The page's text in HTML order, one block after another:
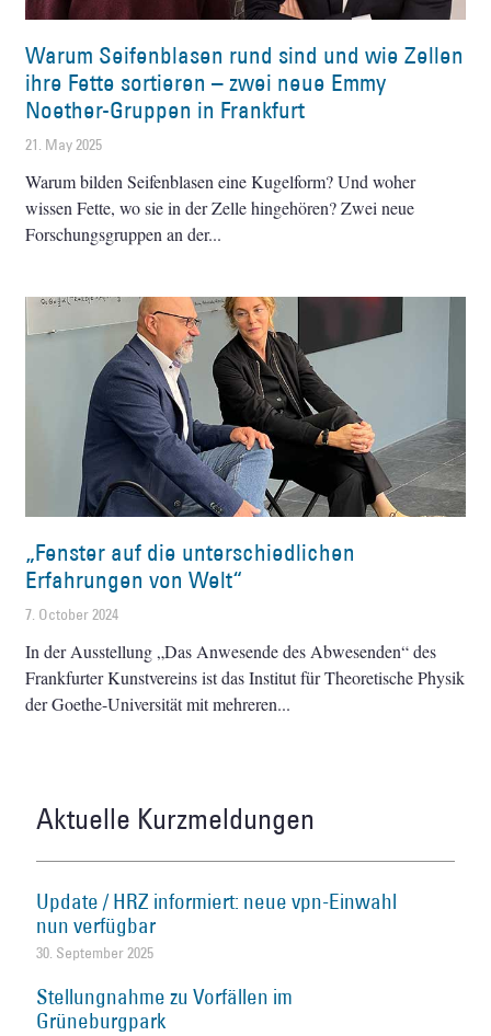
Warum Seifenblasen rund sind und wie Zellen
ihre Fette sortieren – zwei neue Emmy
Noether-Gruppen in Frankfurt
21. May 2025
Warum bilden Seifenblasen eine Kugelform? Und woher
wissen Fette, wo sie in der Zelle hingehören? Zwei neue
Forschungsgruppen an der
„Fenster auf die unterschiedlichen
Erfahrungen von Welt“
7. October 2024
In der Ausstellung „Das Anwesende des Abwesenden“ des
Frankfurter Kunstvereins ist das Institut für Theoretische Physik
der Goethe-Universität mit mehreren
Aktuelle Kurzmeldungen
Update / HRZ informiert: neue vpn-Einwahl
nun verfügbar
30. September 2025
Stellungnahme zu Vorfällen im
Grüneburgpark